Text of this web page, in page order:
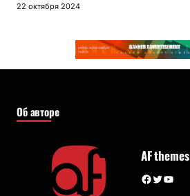
22 октября 2024
Об авторе
AF themes
Facebook Twitter YouTube